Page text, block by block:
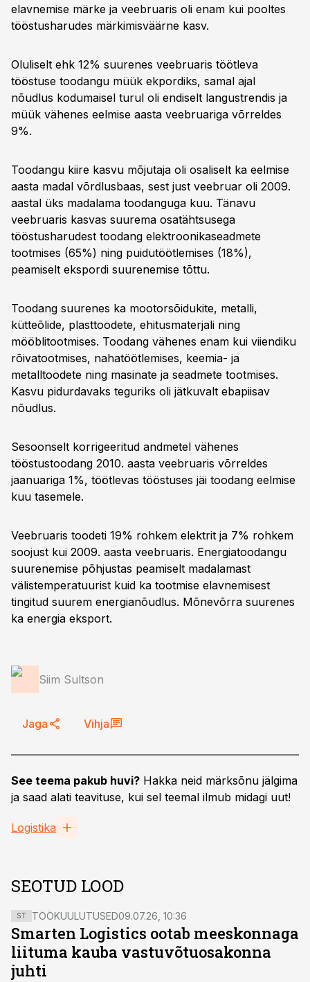
elavnemise märke ja veebruaris oli enam kui pooltes
tööstusharudes märkimisväärne kasv.
Oluliselt ehk 12% suurenes veebruaris töötleva
tööstuse toodangu müük ekpordiks, samal ajal
nõudlus kodumaisel turul oli endiselt langustrendis ja
müük vähenes eelmise aasta veebruariga võrreldes
9%.
Toodangu kiire kasvu mõjutaja oli osaliselt ka eelmise
aasta madal võrdlusbaas, sest just veebruar oli 2009.
aastal üks madalama toodanguga kuu. Tänavu
veebruaris kasvas suurema osatähtsusega
tööstusharudest toodang elektroonikaseadmete
tootmises (65%) ning puidutöötlemises (18%),
peamiselt ekspordi suurenemise tõttu.
Toodang suurenes ka mootorsõidukite, metalli,
kütteõlide, plasttoodete, ehitusmaterjali ning
mööblitootmises. Toodang vähenes enam kui viiendiku
rõivatootmises, nahatöötlemises, keemia- ja
metalltoodete ning masinate ja seadmete tootmises.
Kasvu pidurdavaks teguriks oli jätkuvalt ebapiisav
nõudlus.
Sesoonselt korrigeeritud andmetel vähenes
tööstustoodang 2010. aasta veebruaris võrreldes
jaanuariga 1%, töötlevas tööstuses jäi toodang eelmise
kuu tasemele.
Veebruaris toodeti 19% rohkem elektrit ja 7% rohkem
soojust kui 2009. aasta veebruaris. Energiatoodangu
suurenemise põhjustas peamiselt madalamast
välistemperatuurist kuid ka tootmise elavnemisest
tingitud suurem energianõudlus. Mõnevõrra suurenes
ka energia eksport.
Siim Sultson
Jaga Vihja
See teema pakub huvi? Hakka neid märksõnu jälgima
ja saad alati teavituse, kui sel teemal ilmub midagi uut!
Logistika
SEOTUD LOOD
ST TÖÖKUULUTUSED09.07.26, 10:36
Smarten Logistics ootab meeskonnaga
liituma kauba vastuvõtuosakonna
juhti